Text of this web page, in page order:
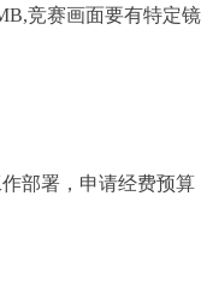
竞赛画面要有特定
部署，申请经费预